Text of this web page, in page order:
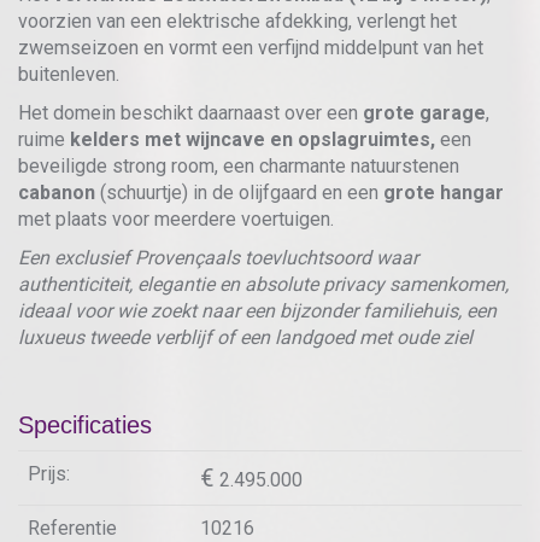
voorzien van een elektrische afdekking, verlengt het
zwemseizoen en vormt een verfijnd middelpunt van het
buitenleven.
Het domein beschikt daarnaast over een grote garage,
ruime kelders met wijncave en opslagruimtes, een
beveiligde strong room, een charmante natuurstenen
cabanon (schuurtje) in de olijfgaard en een grote hangar
met plaats voor meerdere voertuigen.
Een exclusief Provençaals toevluchtsoord waar
authenticiteit, elegantie en absolute privacy samenkomen,
ideaal voor wie zoekt naar een bijzonder familiehuis, een
luxueus tweede verblijf of een landgoed met oude ziel
Specificaties
Prijs: 2.495.000
Referentie
10216